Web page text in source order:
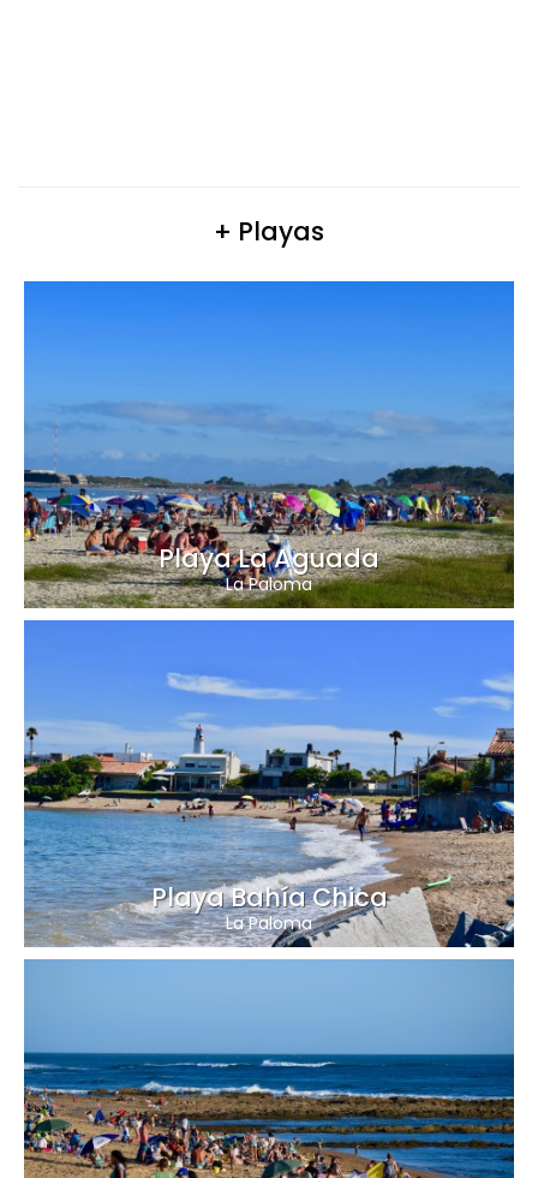
+ Playas
Playa La Aguada
La Paloma
Playa Bahía Chica
La Paloma